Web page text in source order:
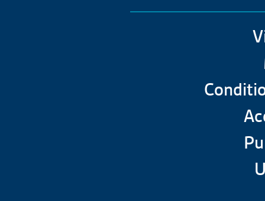
FIT et Mini-FIT
Formation taillée sur
Foire aux questions